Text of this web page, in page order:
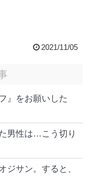
2021/11/05
』をお願いした
男性は…こう切り
ジサン。すると、